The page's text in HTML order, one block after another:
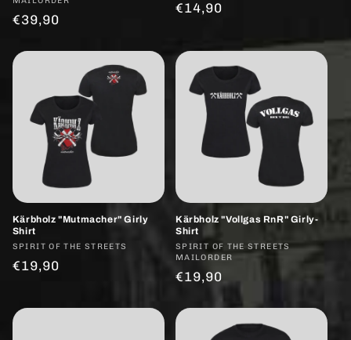
Normaler
€39,90
Normaler
€14,90
Kärbholz "Mutmacher" Girly
Shirt
Anbieter:
SPIRIT OF THE STREETS
Normaler
€19,90
Kärbholz "Vollgas RnR" Girly-
Shirt
Anbieter:
SPIRIT OF THE STREETS
MAILORDER
Normaler
€19,90